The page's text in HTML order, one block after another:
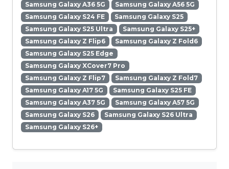
Samsung Galaxy A36 5G
Samsung Galaxy A56 5G
Samsung Galaxy S24 FE
Samsung Galaxy S25
Samsung Galaxy S25 Ultra
Samsung Galaxy S25+
Samsung Galaxy Z Flip6
Samsung Galaxy Z Fold6
Samsung Galaxy S25 Edge
Samsung Galaxy XCover7 Pro
Samsung Galaxy Z Flip7
Samsung Galaxy Z Fold7
Samsung Galaxy A17 5G
Samsung Galaxy S25 FE
Samsung Galaxy A37 5G
Samsung Galaxy A57 5G
Samsung Galaxy S26
Samsung Galaxy S26 Ultra
Samsung Galaxy S26+